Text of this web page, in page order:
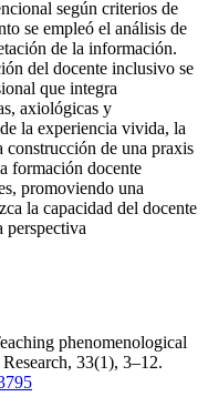
según criterios de
se empleó el análisis de
de la información.
del docente inclusivo se
que integra
axiológicas y
la experiencia vivida, la
de una praxis
formación docente
promoviendo una
la capacidad del docente
perspectiva
phenomenological
33(1), 3–12.